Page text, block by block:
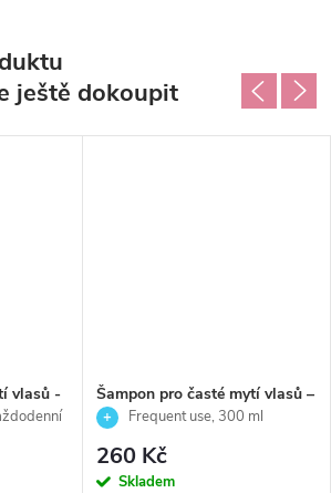
ještě dokoupit
vlasů -
-
Šampon pro časté mytí vlasů –
šetrné čištění a hydratace -
ml
Frequent use, 300 ml
260 Kč
Skladem